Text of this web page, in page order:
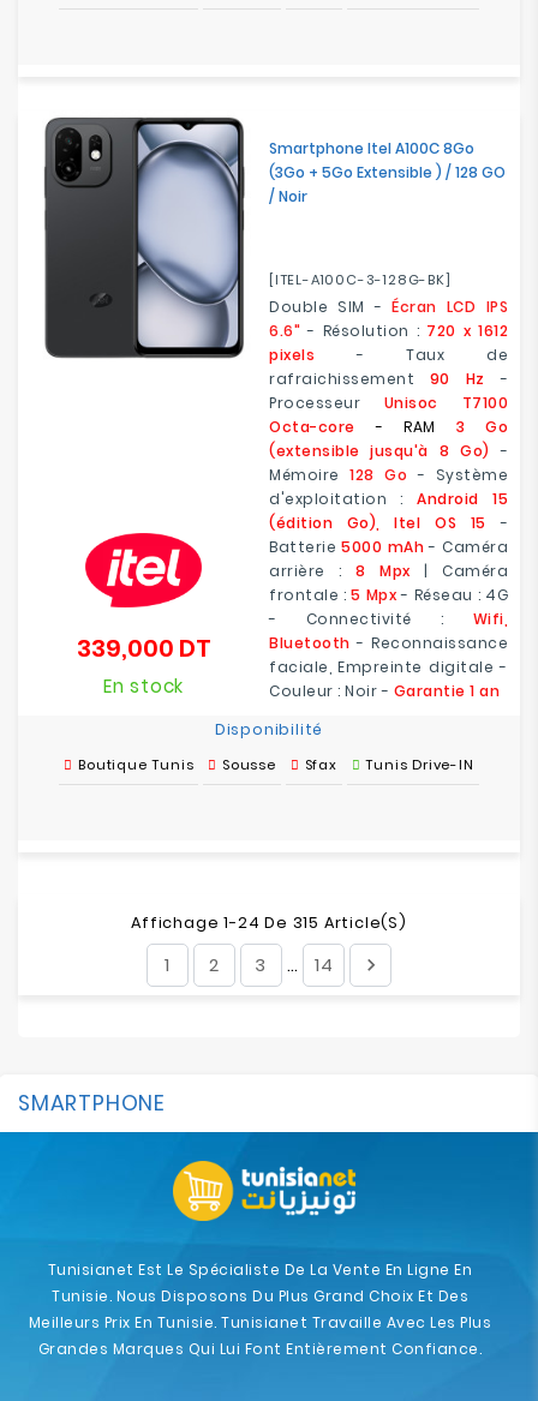
Smartphone Itel A100C 8Go
(3Go + 5Go Extensible ) / 128 GO
/ Noir
[ITEL-A100C-3-128G-BK]
Double SIM -Écran LCD IPS
6.6" - Résolution : 720 x 1612
pixels - Taux de
rafraichissement 90 Hz -
Processeur Unisoc T7100
Octa-core
- RAM
3 Go
(extensible jusqu'à 8 Go) -
Mémoire 128 Go - Système
d'exploitation :Android 15
(édition Go), Itel OS 15
-
Batterie5000 mAh- Caméra
arrière : 8 Mpx | Caméra
frontale :5 Mpx- Réseau : 4G
- Connectivité : Wifi,
Bluetooth - Reconnaissance
faciale, Empreinte digitale -
Couleur : Noir - Garantie 1 an
339,000 DTPrix
En stock
Disponibilité
Boutique Tunis Sousse Sfax Tunis Drive-IN
Affichage 1-24 De 315 Article(s)
1 2 3 … 14 
SMARTPHONE
Tunisianet Est Le Spécialiste De La Vente En Ligne En
Tunisie. Nous Disposons Du Plus Grand Choix Et Des
Meilleurs Prix En Tunisie. Tunisianet Travaille Avec Les Plus
Grandes Marques Qui Lui Font Entièrement Confiance.